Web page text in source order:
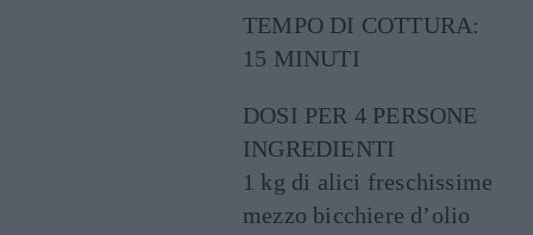
TEMPO DI COTTURA:
15 MINUTI
DOSI PER 4 PERSONE
INGREDIENTI
1 kg di alici freschissime
mezzo bicchiere d’olio